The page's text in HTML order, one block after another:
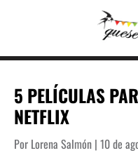
5 PELÍCULAS
NETFLIX
Por Lorena Salmón | 10 de